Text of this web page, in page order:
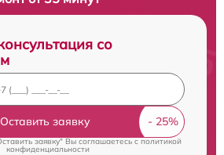
со
Оставить заявку
заявку" Вы соглашаетесь cполитикой
конфиденциальности